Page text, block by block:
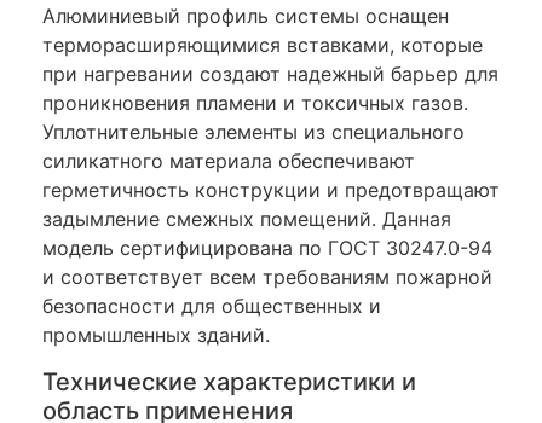
Алюминиевый профиль системы оснащен
терморасширяющимися вставками, которые
при нагревании создают надежный барьер для
проникновения пламени и токсичных газов.
Уплотнительные элементы из специального
силикатного материала обеспечивают
герметичность конструкции и предотвращают
задымление смежных помещений. Данная
модель сертифицирована по ГОСТ 30247.0-94
и соответствует всем требованиям пожарной
безопасности для общественных и
промышленных зданий.
Технические характеристики и
область применения